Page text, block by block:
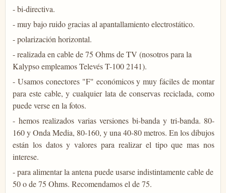
- bi-directiva.
- muy bajo ruido gracias al apantallamiento electrostático.
- polarización horizontal.
- realizada en cable de 75 Ohms de TV (nosotros para la
Kalypso empleamos Televés T-100 2141).
- Usamos conectores "F" económicos y muy fáciles de montar
para este cable, y cualquier lata de conservas reciclada, como
puede verse en la fotos.
- hemos realizados varias versiones bi-banda y tri-banda. 80-
160 y Onda Media, 80-160, y una 40-80 metros. En los dibujos
están los datos y valores para realizar el tipo que mas nos
interese.
- para alimentar la antena puede usarse indistintamente cable de
50 o de 75 Ohms. Recomendamos el de 75.